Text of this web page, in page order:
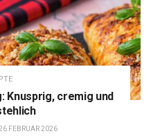
Knusprig, cremig und
FEBRUAR 2026